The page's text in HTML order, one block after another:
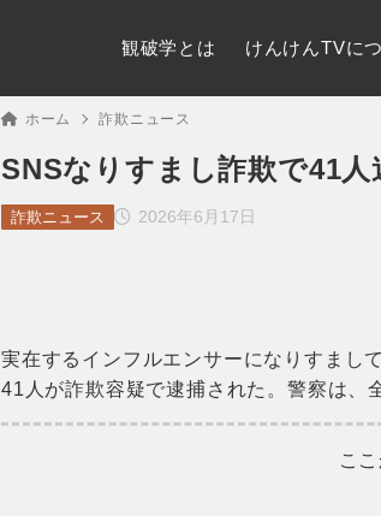
観破学とは けんけんTVに
ホーム 詐欺ニュース
SNSなりすまし詐欺で41
2026年6月17日
詐欺ニュース
実在するインフルエンサーになりすまし
41人が詐欺容疑で逮捕された。警察は
こ